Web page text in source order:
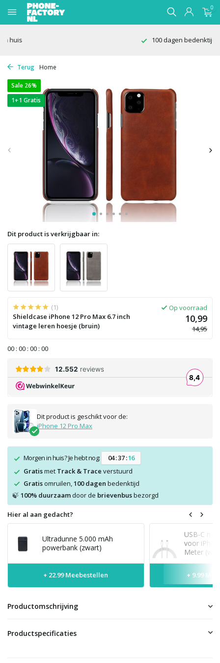
0
100 dagen bedenktijd
Terug Home
Sale 26%
1+1 Gratis
Dit product is verkrijgbaar in:
(1)
Shieldcase iPhone 12 Pro Max 6.7 inch
vintage leren hoesje (bruin)
Op voorraad
10,99
14,95
00 : 00 : 00 : 00
Dit product is geschikt voor de:
iPhone 12 Pro Max
Morgen in huis? Je hebt nog: 04:37:16
Gratismet Track & Trace verstuurd
Gratisomruilen, 100 dagen bedenktijd
🍃 100% duurzaamdoor de brievenbusbezorgd
Hier al aan gedacht?
Ultradunne 5.000 mAh
powerbank (zwart)
+ 22.99 Meebestellen
USB-C
voor
Meter (wit)
+ 9.99
Productomschrijving
Productspecificaties